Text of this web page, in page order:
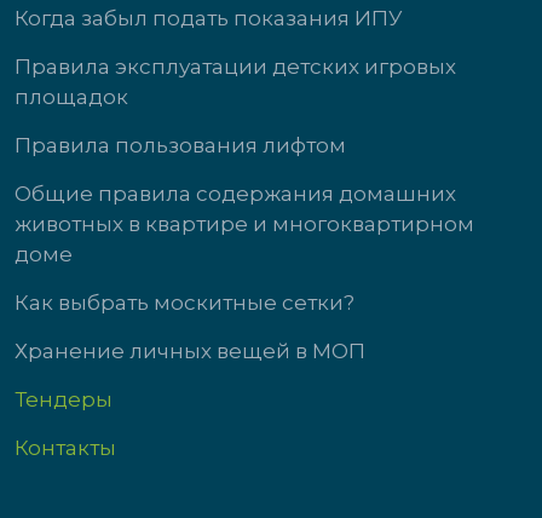
Когда забыл подать показания ИПУ
Правила эксплуатации детских игровых
площадок
Правила пользования лифтом
Общие правила содержания домашних
животных в квартире и многоквартирном
доме
Как выбрать москитные сетки?
Хранение личных вещей в МОП
Тендеры
Контакты